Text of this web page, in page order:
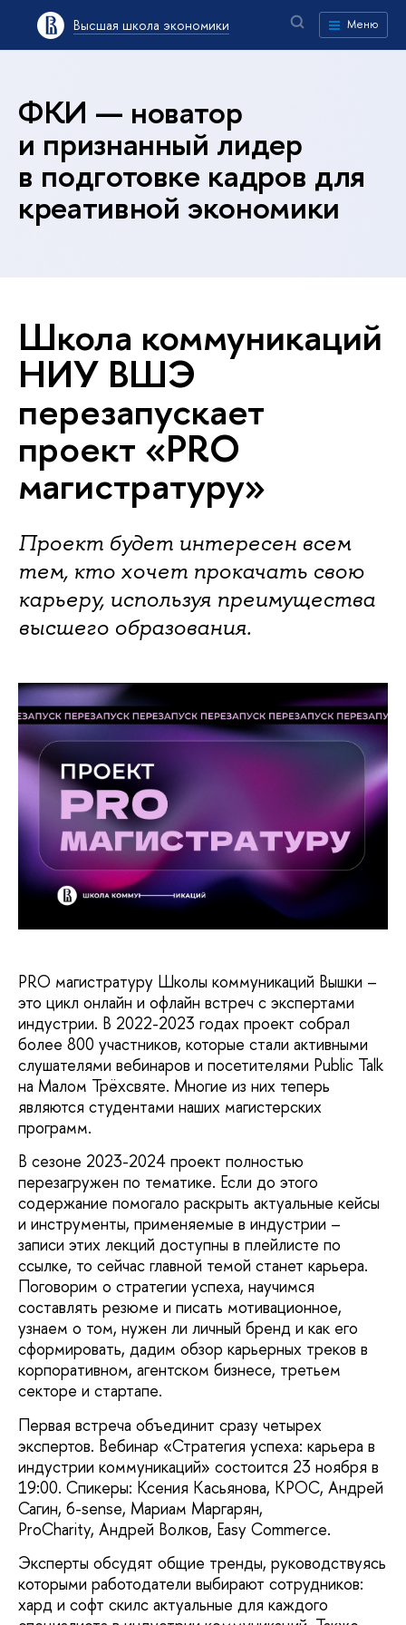
Высшая школа экономики Меню
ФКИ — новатор
и признанный лидер
в подготовке кадров для
креативной экономики
Школа коммуникаций
НИУ ВШЭ
перезапускает
проект «PRO
магистратуру»
Проект будет интересен всем
тем, кто хочет прокачать свою
карьеру, используя преимущества
высшего образования.
PRO магистратуру Школы коммуникаций Вышки –
это цикл онлайн и офлайн встреч с экспертами
индустрии. В 2022-2023 годах проект собрал
более 800 участников, которые стали активными
слушателями вебинаров и посетителями Public Talk
на Малом Трёхсвяте. Многие из них теперь
являются студентами наших магистерских
программ.
В сезоне 2023-2024 проект полностью
перезагружен по тематике. Если до этого
содержание помогало раскрыть актуальные кейсы
и инструменты, применяемые в индустрии –
записи этих лекций доступны в плейлисте по
ссылке, то сейчас главной темой станет карьера.
Поговорим о стратегии успеха, научимся
составлять резюме и писать мотивационное,
узнаем о том, нужен ли личный бренд и как его
сформировать, дадим обзор карьерных треков в
корпоративном, агентском бизнесе, третьем
секторе и стартапе.
Первая встреча объединит сразу четырех
экспертов. Вебинар «Стратегия успеха: карьера в
индустрии коммуникаций» состоится 23 ноября в
19:00. Спикеры: Ксения Касьянова, КРОС, Андрей
Сагин, 6-sense, Мариам Маргарян,
ProCharity, Андрей Волков, Easy Commerce.
Эксперты обсудят общие тренды, руководствуясь
которыми работодатели выбирают сотрудников:
хард и софт скилс актуальные для каждого